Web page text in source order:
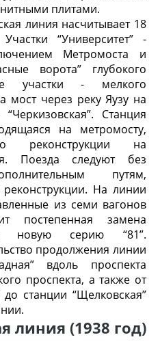
плитами.
линия насчитывает 18
“Университет” -
Метромоста и
ворота” глубокого
участки - мелкого
мост через реку Яузу на
Станция
на метромосту,
реконструкции на
Поезда следуют без
путям,
На линии
из семи вагонов
постепенная замена
новую серию “81”.
продолжения линии
вдоль проспекта
проспекта, а также от
до станции “Щелковская”
линия (1938 год)